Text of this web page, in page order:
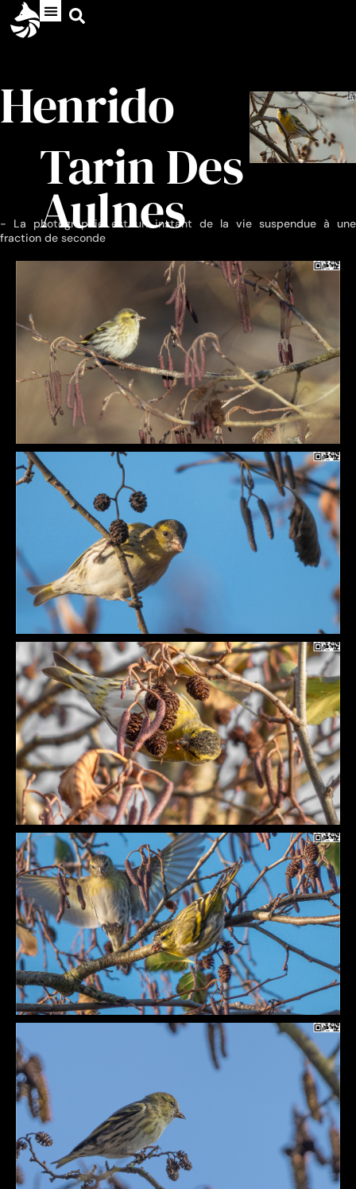
Henrido
Tarin Des
Aulnes
- La photographie est un instant de la vie suspendue à une
fraction de seconde